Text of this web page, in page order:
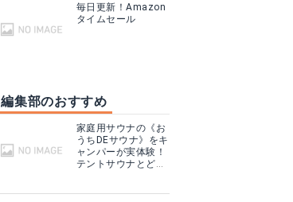
毎日更新！Amazon
タイムセール
編集部のおすすめ
家庭用サウナの《お
うちDEサウナ》をキ
ャンパーが実体験！
テントサウナとどこ